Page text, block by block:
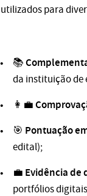
utilizados para
📚
da instituição de
👩‍💼
🎯 Pontuação
edital);
💼 Evidência de
portfólios